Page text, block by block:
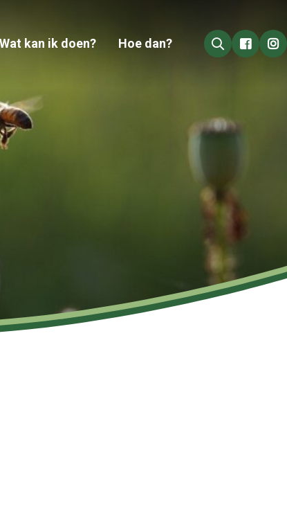
Wat kan ik doen? Hoe dan? Go to